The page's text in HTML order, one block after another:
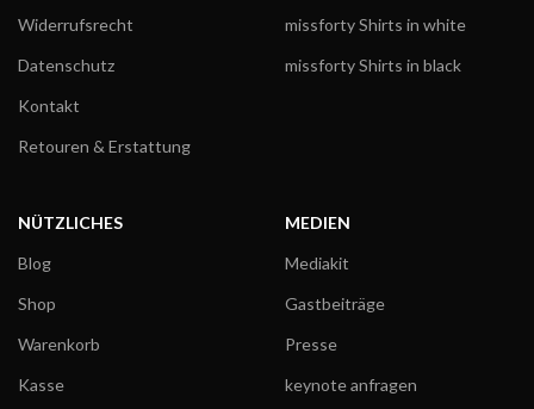
Widerrufsrecht
Datenschutz
Kontakt
Retouren & Erstattung
missforty Shirts in white
missforty Shirts in black
NÜTZLICHES
Blog
Shop
Warenkorb
Kasse
MEDIEN
Mediakit
Gastbeiträge
Presse
keynote anfragen